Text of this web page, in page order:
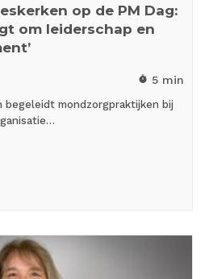
op de PM Dag:
om leiderschap en
timer 5 min
begeleidt mondzorgpraktijken bij